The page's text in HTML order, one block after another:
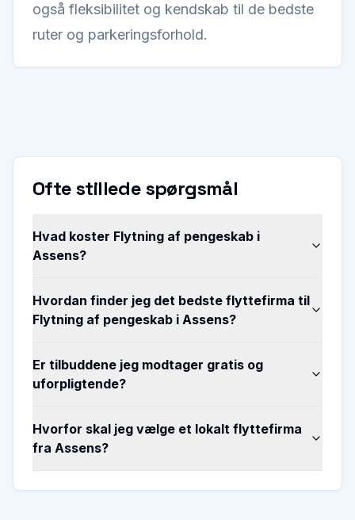
også fleksibilitet og kendskab til de bedste
ruter og parkeringsforhold.
Ofte stillede spørgsmål
Hvad koster Flytning af pengeskab i
Assens?
Hvordan finder jeg det bedste flyttefirma til
Flytning af pengeskab i Assens?
Er tilbuddene jeg modtager gratis og
uforpligtende?
Hvorfor skal jeg vælge et lokalt flyttefirma
fra Assens?